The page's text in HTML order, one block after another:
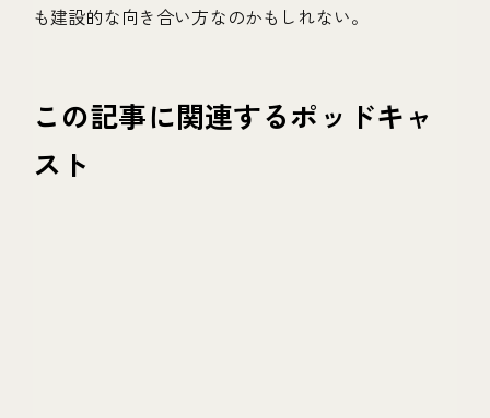
も建設的な向き合い方なのかもしれない。
この記事に関連するポッドキャ
スト